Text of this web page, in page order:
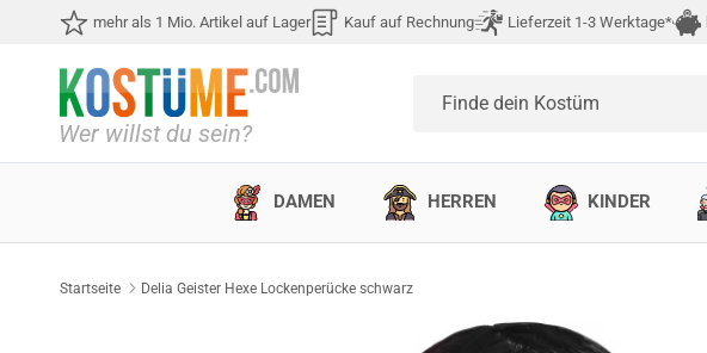
Direkt zum Inhaltmehr als 1 Mio. Artikel auf Lager Kauf auf Rechnung Lieferzeit 1-3 Werktage*
Finde dein Kostüm
DAMEN HERREN KINDER
Startseite Delia Geister Hexe Lockenperücke schwarz